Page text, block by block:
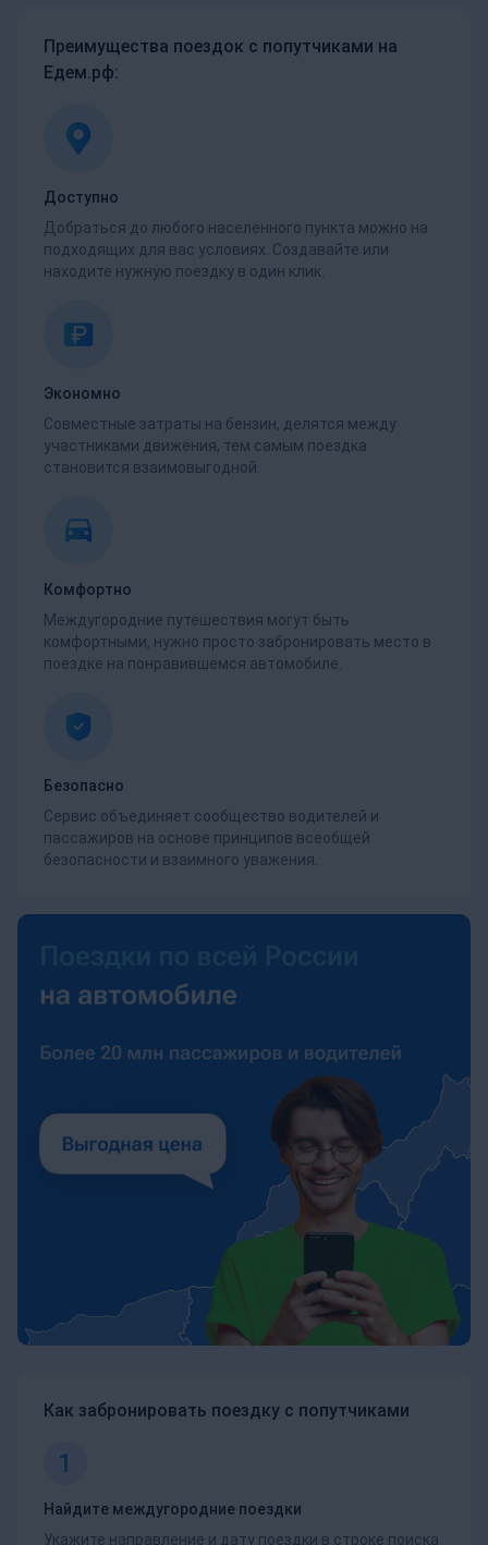
Преимущества поездок с попутчиками на
Едем.рф:
Доступно
Добраться до любого населенного пункта можно на
подходящих для вас условиях. Создавайте или
находите нужную поездку в один клик.
Экономно
Совместные затраты на бензин, делятся между
участниками движения, тем самым поездка
становится взаимовыгодной.
Комфортно
Междугородние путешествия могут быть
комфортными, нужно просто забронировать место в
поездке на понравившемся автомобиле.
Безопасно
Сервис объединяет сообщество водителей и
пассажиров на основе принципов всеобщей
безопасности и взаимного уважения.
Как забронировать поездку с попутчиками
1
Найдите междугородние поездки
Укажите направление и дату поездки в строке поиска